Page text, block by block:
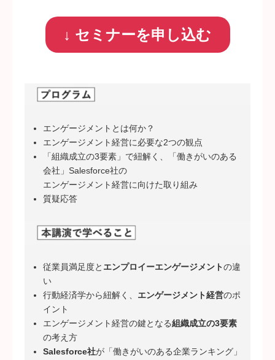
↓ セミナーを申し込む
エンゲージメントとは何か？
エンゲージメント経営に必要な2つの観点
「組織成立の3要素」で紐解く、「働きがいのある
会社」Salesforce社の
エンゲージメント経営に向けた取り組み
質疑応答
従業員満足度と エンプロイーエンゲージメントの違
い
行動経済学から紐解く、 エンゲージメント経営のポ
イント
エンゲージメント経営の鍵となる組織成立の3要素
の考え方
Salesforce社が「働きがいのある企業ランキング」